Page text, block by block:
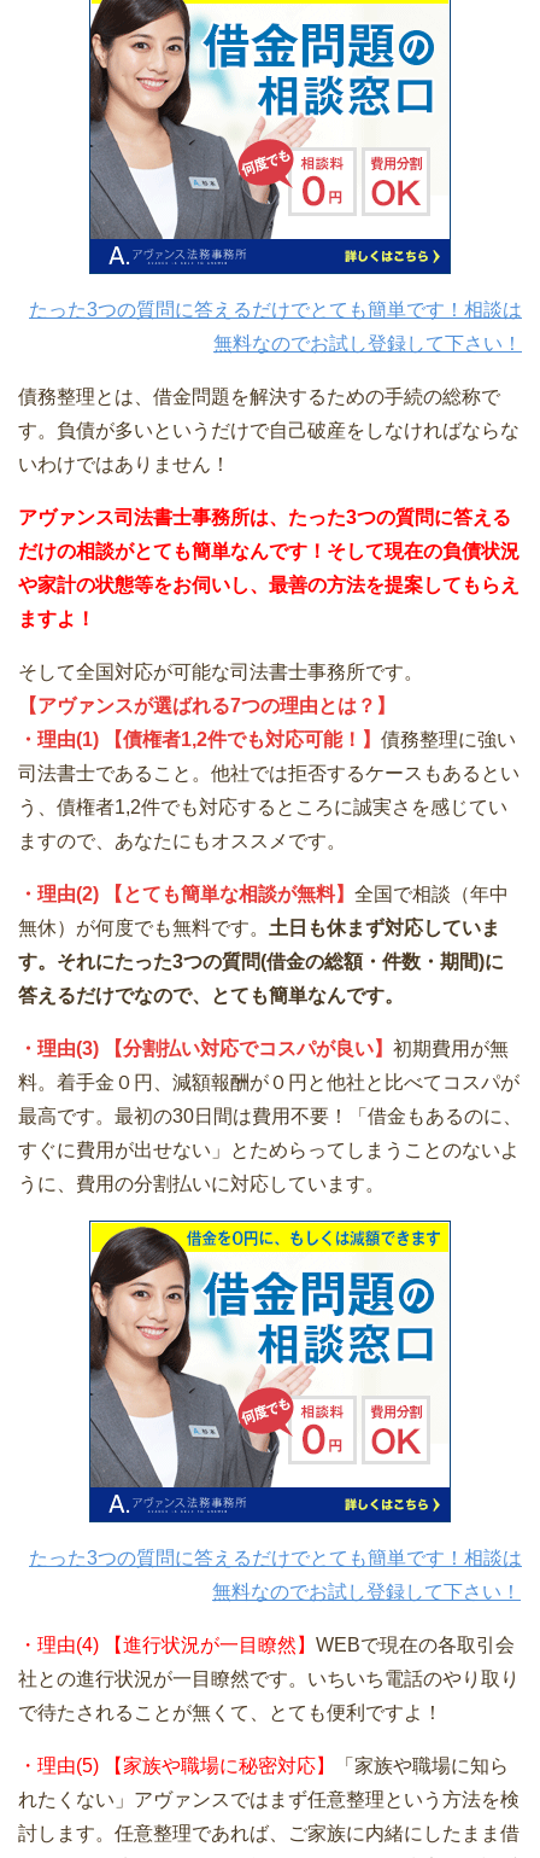
たった3つの質問に答えるだけでとても簡単です！相談は
無料なのでお試し登録して下さい！
債務整理とは、借金問題を解決するための手続の総称で
す。負債が多いというだけで自己破産をしなければならな
いわけではありません！
アヴァンス司法書士事務所は、 たった3つの質問に答える
だけの相談がとても簡単なんです！そして現在の負債状況
や家計の状態等をお伺いし、最善の方法を提案してもらえ
ますよ！
そして全国対応が可能な司法書士事務所です。
【アヴァンスが選ばれる7つの理由とは？】
・理由(1) 【債権者1,2件でも対応可能！】 債務整理に強い
司法書士であること。他社では拒否するケースもあるとい
う、債権者1,2件でも対応するところに誠実さを感じてい
ますので、あなたにもオススメです。
・理由(2) 【とても簡単な相談が無料】 全国で相談（年中
無休）が何度でも無料です。 土日も休まず対応していま
す。それにたった3つの質問(借金の総額・件数・期間)に
答えるだけでなので、とても簡単なんです。
・理由(3) 【分割払い対応でコスパが良い】 初期費用が無
料。着手金０円、減額報酬が０円と他社と比べてコスパが
最高です。最初の30日間は費用不要！「借金もあるのに、
すぐに費用が出せない」とためらってしまうことのないよ
うに、費用の分割払いに対応しています。
たった3つの質問に答えるだけでとても簡単です！相談は
無料なのでお試し登録して下さい！
・理由(4) 【進行状況が一目瞭然】 WEBで現在の各取引会
社との進行状況が一目瞭然です。いちいち電話のやり取り
で待たされることが無くて、とても便利ですよ！
・理由(5) 【家族や職場に秘密対応】
「家族や職場に知ら
れたくない」アヴァンスではまず任意整理という方法を検
討します。任意整理であれば、ご家族に内緒にしたまま借